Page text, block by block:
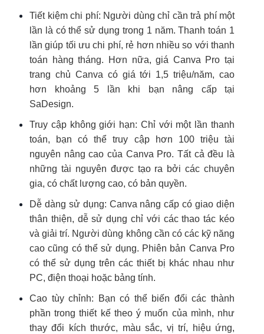
Tiết kiệm chi phí: Người dùng chỉ cần trả phí một
lần là có thể sử dụng trong 1 năm. Thanh toán 1
lần giúp tối ưu chi phí, rẻ hơn nhiều so với thanh
toán hàng tháng. Hơn nữa, giá Canva Pro tại
trang chủ Canva có giá tới 1,5 triệu/năm, cao
hơn khoảng 5 lần khi bạn nâng cấp tại
SaDesign.
Truy cập không giới hạn: Chỉ với một lần thanh
toán, bạn có thể truy cập hơn 100 triệu tài
nguyên nâng cao của Canva Pro. Tất cả đều là
những tài nguyên được tạo ra bởi các chuyên
gia, có chất lượng cao, có bản quyền.
Dễ dàng sử dụng: Canva nâng cấp có giao diện
thân thiện, dễ sử dụng chỉ với các thao tác kéo
và giải trí. Người dùng không cần có các kỹ năng
cao cũng có thể sử dụng. Phiên bản Canva Pro
có thể sử dụng trên các thiết bị khác nhau như
PC, điện thoại hoặc bảng tính.
Cao tùy chỉnh: Bạn có thể biến đổi các thành
phần trong thiết kế theo ý muốn của mình, như
thay đổi kích thước, màu sắc, vị trí, hiệu ứng,